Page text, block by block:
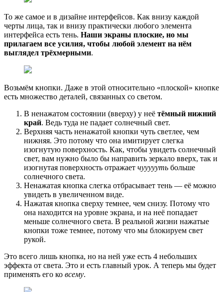
То же самое и в дизайне интерфейсов. Как внизу каждой
черты лица, так и внизу практически любого элемента
интерфейса есть тень. Наши экраны плоские, но мы
прилагаем все усилия, чтобы любой элемент на нём
выглядел трёхмерными.
Возьмём кнопки. Даже в этой относительно «плоской» кнопке
есть множество деталей, связанных со светом.
В ненажатом состоянии (вверху) у неё тёмный нижний
край. Ведь туда не падает солнечный свет.
Верхняя часть ненажатой кнопки чуть светлее, чем
нижняя. Это потому что она имитирует слегка
изогнутую поверхность. Как, чтобы увидеть солнечный
свет, вам нужно было бы направить зеркало вверх, так и
изогнутая поверхность отражает чуууууть больше
солнечного света.
Ненажатая кнопка слегка отбрасывает тень — её можно
увидеть в увеличенном виде.
Нажатая кнопка сверху темнее, чем снизу. Потому что
она находится на уровне экрана, и на неё попадает
меньше солнечного света. В реальной жизни нажатые
кнопки тоже темнее, потому что мы блокируем свет
рукой.
Это всего лишь кнопка, но на ней уже есть 4 небольших
эффекта от света. Это и есть главный урок. А теперь мы будет
применять его ко всему.